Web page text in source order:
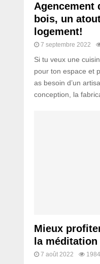
Agencement
bois, un
logement!
7 septembre 2022
Si tu veux une
pour ton espace et
as besoin d’un
conception, la
Mieux
la méditation
7 août 2022 1984